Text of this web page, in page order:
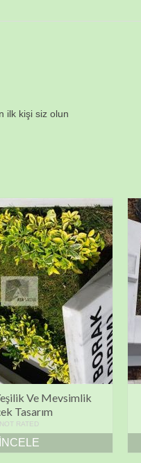
ilk kişi siz olun
Ve Mevsimlik
Tasarım
NOT RATED
İNCELE